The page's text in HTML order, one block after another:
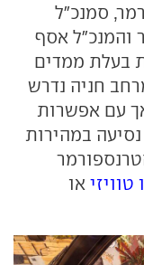
סמנכ"ל
והמנכ"ל אסף
בעלת ממדים
חניה נדרש
עם אפשרות
במהירות
הטרנספורמר
טוויזי או